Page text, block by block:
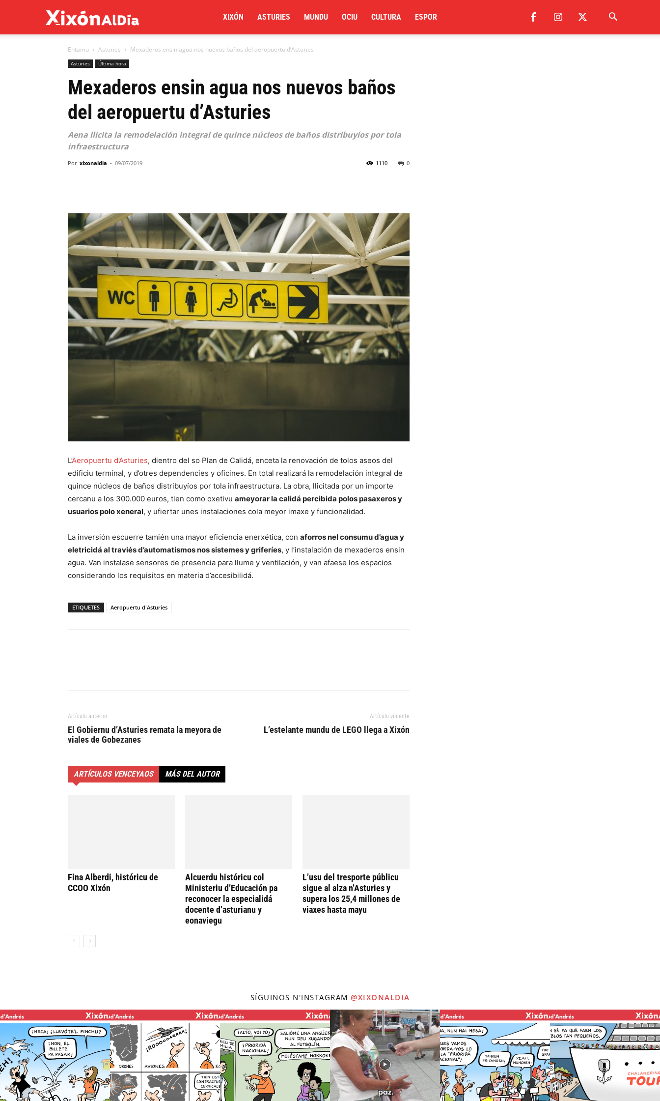
al
día
XIXÓN ASTURIES MUNDU OCIU CULTURA ESPOR
Entamu Asturies Mexaderos ensin agua nos nuevos baños del aeropuertu d’Asturies
Asturies Última hora
Mexaderos ensin agua nos nuevos baños
del aeropuertu d’Asturies
Aena llicita la remodelación integral de quince núcleos de baños distribuyíos por tola
infraestructura
Por xixonaldia - 09/07/2019 0
1110
L’Aeropuertu d’Asturies, dientro del so Plan de Calidá, enceta la renovación de tolos aseos del
edificiu terminal, y d’otres dependencies y oficines. En total realizará la remodelación integral de
quince núcleos de baños distribuyíos por tola infraestructura. La obra, llicitada por un importe
cercanu a los 300.000 euros, tien como oxetivu ameyorar la calidá percibida polos pasaxeros y
usuarios polo xeneral, y ufiertar unes instalaciones cola meyor imaxe y funcionalidad.
La inversión escuerre tamién una mayor eficiencia enerxética, con aforros nel consumu d’agua y
eletricidá al traviés d’automatismos nos sistemes y griferíes, y l’instalación de mexaderos ensin
agua. Van instalase sensores de presencia para llume y ventilación, y van afaese los espacios
considerando los requisitos en materia d’accesibilidá.
ETIQUETES Aeropuertu d'Asturies
Artículu anterior
El Gobiernu d’Asturies remata la meyora de
viales de Gobezanes
Artículu viniente
L’estelante mundu de LEGO llega a Xixón
ARTÍCULOS VENCEYAOS MÁS DEL AUTOR
Fina Alberdi, históricu de
CCOO Xixón
Alcuerdu históricu col
Ministeriu d’Educación pa
reconocer la especialidá
docente d’asturianu y
eonaviegu
L’usu del tresporte públicu
sigue al alza n’Asturies y
supera los 25,4 millones de
viaxes hasta mayu
SÍGUINOS N'INSTAGRAM @XIXONALDIA